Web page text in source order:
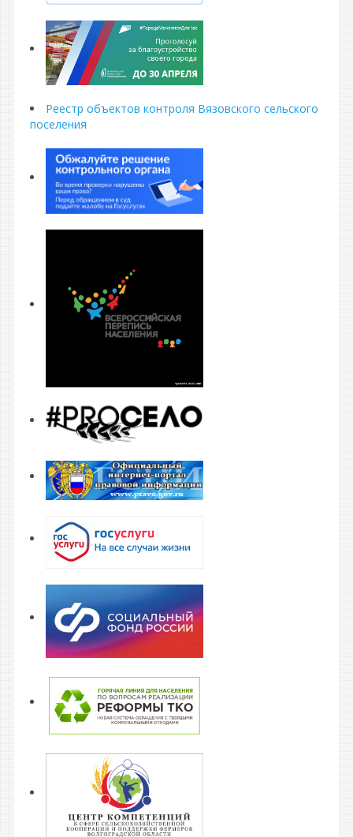
Реестр объектов контроля Вязовского сельского
поселения